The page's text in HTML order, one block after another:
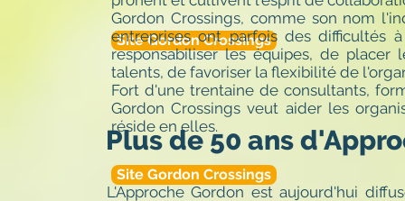
Site Gordon Crossings
Plus de 50 ans
L'Approche Gordon est aujourd'hui
Gordon Crossings, comme son nom
entreprises ont parfois des difficultés
responsabiliser les équipes, de
talents, de favoriser la flexibilité de
Fort d'une trentaine de consultants,
Gordon Crossings veut aider les
réside en elles.
Site Gordon Crossings